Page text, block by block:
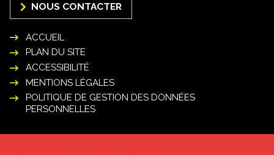
NOUS CONTACTER
ACCUEIL
PLAN DU SITE
ACCESSIBILITÉ
MENTIONS LÉGALES
POLITIQUE DE GESTION DES DONNÉES
PERSONNELLES